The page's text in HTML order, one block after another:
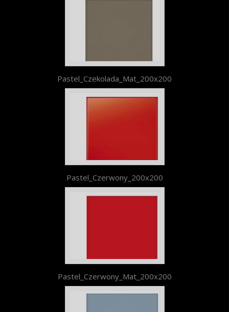
Pastel_Czekolada_Mat_200x200
Pastel_Czerwony_200x200
Pastel_Czerwony_Mat_200x200